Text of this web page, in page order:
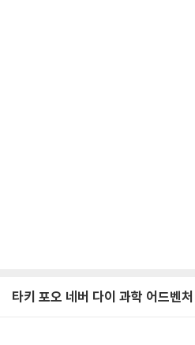
타키 포오 네버 다이 과학 어드벤처